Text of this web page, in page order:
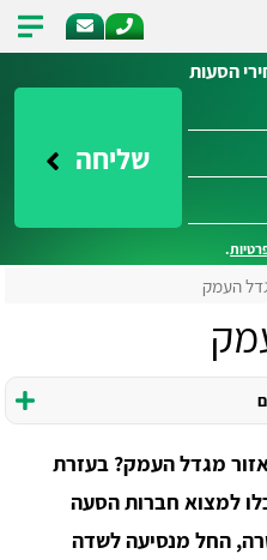
הסעות
שליחה
.
העמק
מגדל העמק? בעזרת
למצוא חברות הסעה
החל מנסיעה לשדה